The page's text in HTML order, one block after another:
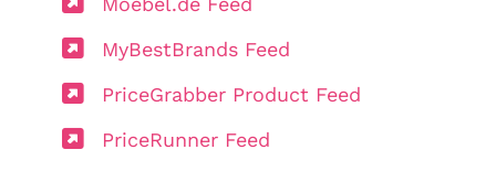
MyBestBrands Feed
PriceGrabber Product Feed
PriceRunner Feed